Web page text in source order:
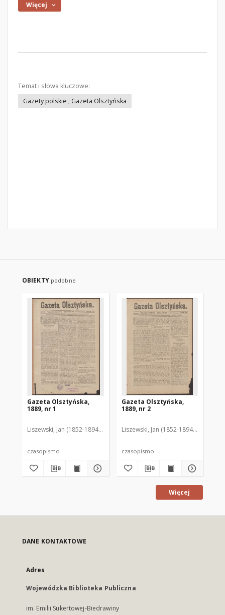
Więcej
Temat i słowa kluczowe:
Gazety polskie ; Gazeta Olsztyńska
OBIEKTY podobne
Gazeta Olsztyńska,
1889, nr 1
Liszewski, Jan (1852-1894). Red.
czasopismo
Gazeta Olsztyńska,
1889, nr 2
Liszewski, Jan (1852-1894). Red.
czasopismo
Więcej
DANE KONTAKTOWE
Adres
Wojewódzka Biblioteka Publiczna
im. Emilii Sukertowej-Biedrawiny